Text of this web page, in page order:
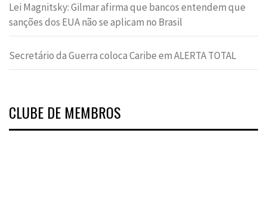
Lei Magnitsky: Gilmar afirma que bancos entendem que
sanções dos EUA não se aplicam no Brasil
Secretário da Guerra coloca Caribe em ALERTA TOTAL
CLUBE DE MEMBROS